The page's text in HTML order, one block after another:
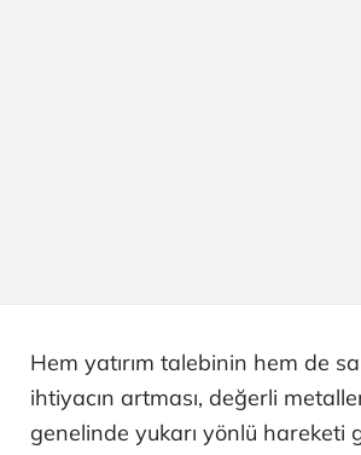
Hem yatırım talebinin hem de
ihtiyacın artması, değerli
genelinde yukarı yönlü hareketi